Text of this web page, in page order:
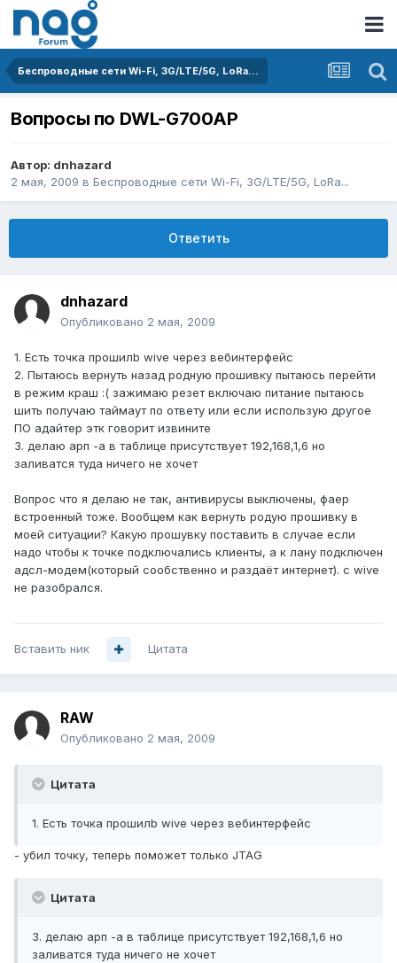
Беспроводные сети Wi-Fi, 3G/LTE/5G, LoRa...
Вопросы по DWL-G700AP
Автор: dnhazard
2 мая, 2009 в Беспроводные сети Wi-Fi, 3G/LTE/5G, LoRa...
Ответить
dnhazard
Опубликовано 2 мая, 2009
1. Есть точка прошилb wive через вебинтерфейс
2. Пытаюсь вернуть назад родную прошивку пытаюсь перейти
в режим краш :( зажимаю резет включаю питание пытаюсь
шить получаю таймаут по ответу или если использую другое
ПО адайтер этк говорит извините
3. делаю арп -a в таблице присутствует 192,168,1,6 но
заливатся туда ничего не хочет
Вопрос что я делаю не так, антивирусы выключены, фаер
встроенный тоже. Вообщем как вернуть родую прошивку в
моей ситуации? Какую прошувку поставить в случае если
надо чтобы к точке подключались клиенты, а к лану подключен
адсл-модем(который сообственно и раздаёт интернет). с wive
не разобрался.
Вставить ник Цитата
RAW
Опубликовано 2 мая, 2009
Цитата
1. Есть точка прошилb wive через вебинтерфейс
- убил точку, теперь поможет только JTAG
Цитата
3. делаю арп -a в таблице присутствует 192,168,1,6 но
заливатся туда ничего не хочет